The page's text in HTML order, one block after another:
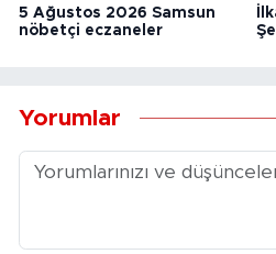
5 Ağustos 2026 Samsun
nöbetçi eczaneler
Yorumlar